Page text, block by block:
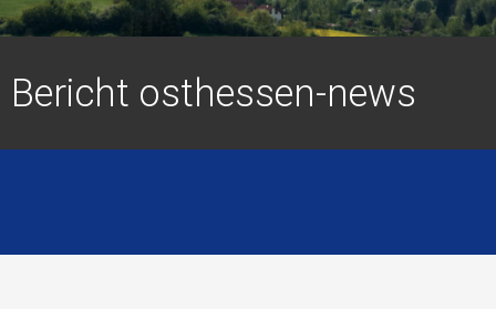
Bericht osthessen-news